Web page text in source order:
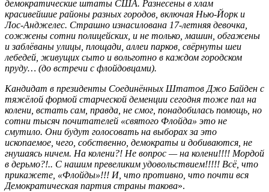
демократические штаты США. Разнесены в хлам
красивейшие районы разных городов, включая Нью-Йорк и
Лос-Анджелес. Страшно изнасилована 17-летняя девочка,
сожжены сотни полицейских, и не только, машин, обгажены
и заблёваны улицы, площади, аллеи парков, свёрнуты шеи
лебедей, живущих сыто и вольготно в каждом городском
пруду… (до встречи с флойдовцами).
Кандидат в президенты Соединённых Штатов Джо Байден с
тяжёлой формой старческой деменции сегодня тоже пал на
колени, встать сам, правда, не смог, понадобилась помощь, но
сотни тысяч почитателей «святого Флойда» это не
смутило. Они будут голосовать на выборах за это
ископаемое, чего, собственно, демократы и добиваются, не
гнушаясь ничем. На колени?! Не вопрос — на колени!!!! Мордой
в дерьмо?!.. С нашим превеликим удовольствием!!!!! Всё, что
прикажете, «Флойды»!!! И, что противно, что почти вся
Демократическая партия страны такова».